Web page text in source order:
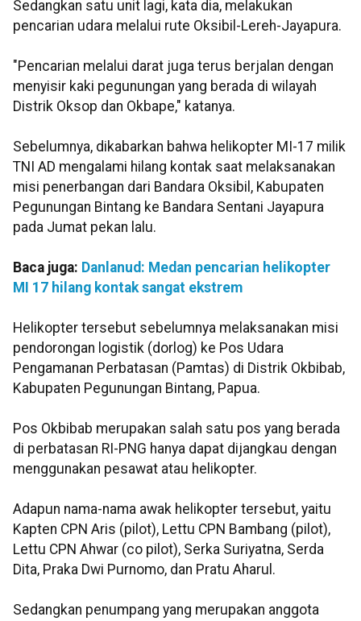
Sedangkan satu unit lagi, kata dia, melakukan
pencarian udara melalui rute Oksibil-Lereh-Jayapura.
"Pencarian melalui darat juga terus berjalan dengan
menyisir kaki pegunungan yang berada di wilayah
Distrik Oksop dan Okbape," katanya.
Sebelumnya, dikabarkan bahwa helikopter MI-17 milik
TNI AD mengalami hilang kontak saat melaksanakan
misi penerbangan dari Bandara Oksibil, Kabupaten
Pegunungan Bintang ke Bandara Sentani Jayapura
pada Jumat pekan lalu.
Baca juga: Danlanud: Medan pencarian helikopter
MI 17 hilang kontak sangat ekstrem
Helikopter tersebut sebelumnya melaksanakan misi
pendorongan logistik (dorlog) ke Pos Udara
Pengamanan Perbatasan (Pamtas) di Distrik Okbibab,
Kabupaten Pegunungan Bintang, Papua.
Pos Okbibab merupakan salah satu pos yang berada
di perbatasan RI-PNG hanya dapat dijangkau dengan
menggunakan pesawat atau helikopter.
Adapun nama-nama awak helikopter tersebut, yaitu
Kapten CPN Aris (pilot), Lettu CPN Bambang (pilot),
Lettu CPN Ahwar (co pilot), Serka Suriyatna, Serda
Dita, Praka Dwi Purnomo, dan Pratu Aharul.
Sedangkan penumpang yang merupakan anggota